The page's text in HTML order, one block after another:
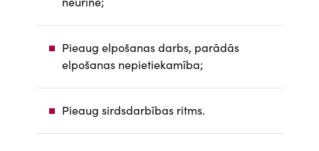
Pieaug elpošanas darbs, parādās
elpošanas nepietiekamība;
Pieaug sirdsdarbības ritms.